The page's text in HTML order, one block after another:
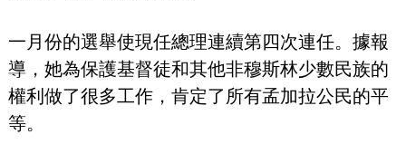
一月份的選舉使現任總理連續第四次連任。據報
導，她為保護基督徒和其他非穆斯林少數民族的
權利做了很多工作，肯定了所有孟加拉公民的平
等。